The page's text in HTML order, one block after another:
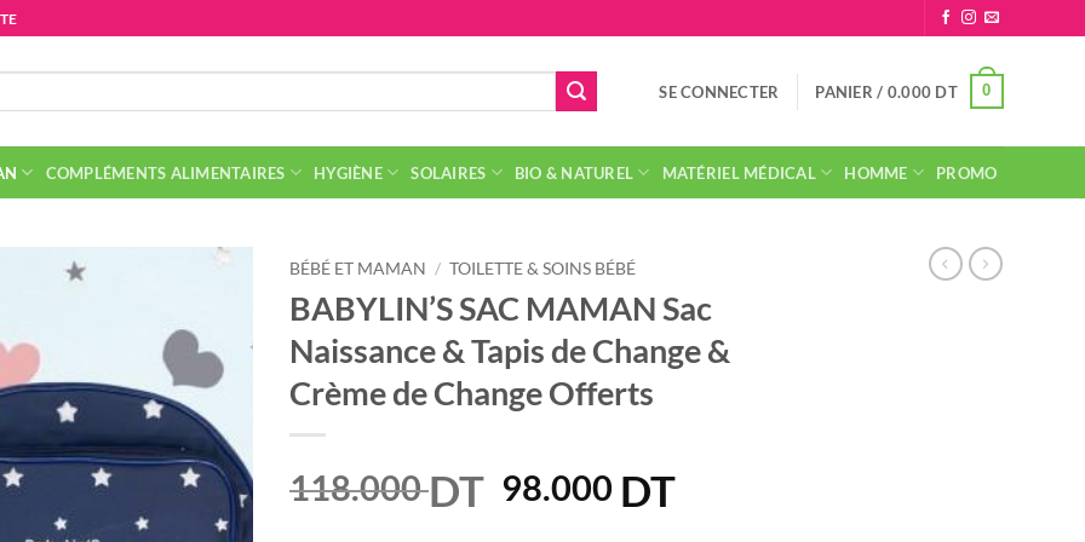
SE CONNECTER PANIER / 0.000 DT 0
COMPLÉMENTS ALIMENTAIRES HYGIÈNE SOLAIRES BIO & NATUREL MATÉRIEL MÉDICAL HOMME PROMO
BÉBÉ ET MAMAN / TOILETTE & SOINS BÉBÉ
BABYLIN’S SAC MAMAN Sac
Naissance & Tapis de Change &
Crème de Change Offerts
118.000DT Le
98.000 DTLe